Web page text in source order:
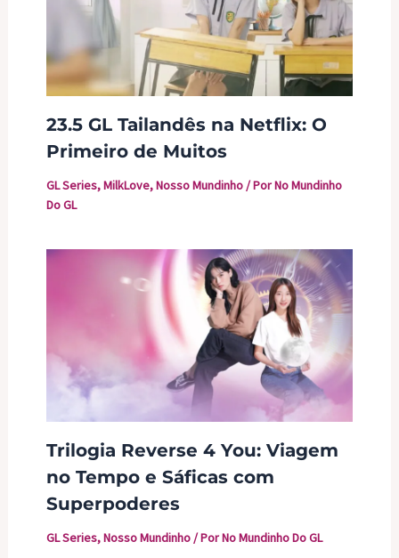
23.5 GL Tailandês na Netflix: O
Primeiro de Muitos
GL Series,MilkLove,Nosso Mundinho/ PorNo Mundinho
Do GL
Trilogia Reverse 4 You: Viagem
no Tempo e Sáficas com
Superpoderes
GL Series,Nosso Mundinho/ PorNo Mundinho Do GL